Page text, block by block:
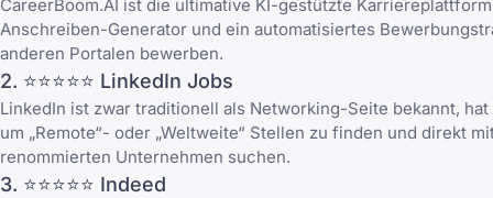
CareerBoom.AI ist die ultimative KI-gestützte
Anschreiben-Generator und ein automatisiertes
anderen Portalen bewerben.
2. ⭐⭐⭐⭐⭐ LinkedIn Jobs
LinkedIn ist zwar traditionell als Networking-Seite bekannt,
um „Remote“- oder „Weltweite“ Stellen zu finden und direkt
renommierten Unternehmen suchen.
3. ⭐⭐⭐⭐⭐ Indeed